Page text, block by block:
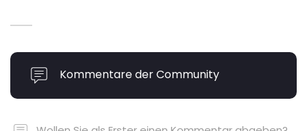
Kommentare der Community